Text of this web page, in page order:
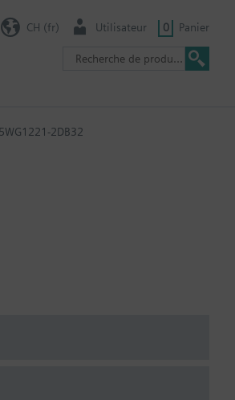
CH (fr) Utilisateur 0 Panier
5WG1221-2DB32